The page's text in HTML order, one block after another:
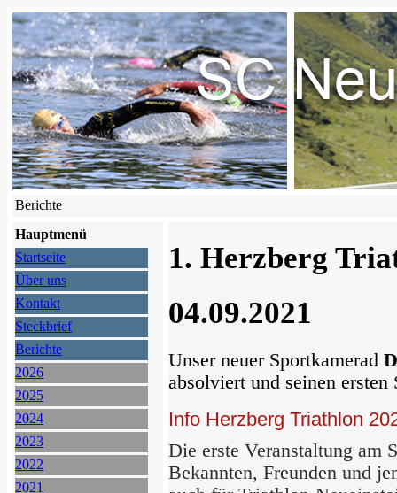
Berichte
Hauptmenü
Startseite
Über uns
Kontakt
Steckbrief
Berichte
2026
2025
2024
2023
2022
2021
1. Herzberg
04.09.2021
Unser neuer Sportkamerad
absolviert und seinen
Info Herzberg Triathlon
Die erste Veranstaltung am
Bekannten, Freunden und